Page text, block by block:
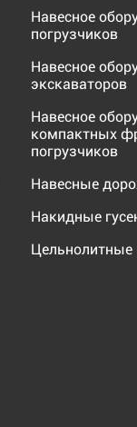
Навесное
погрузчиков
Навесное
экскаваторов
Навесное
компактных
погрузчиков
Навесные
Накидные
Цельнолитные